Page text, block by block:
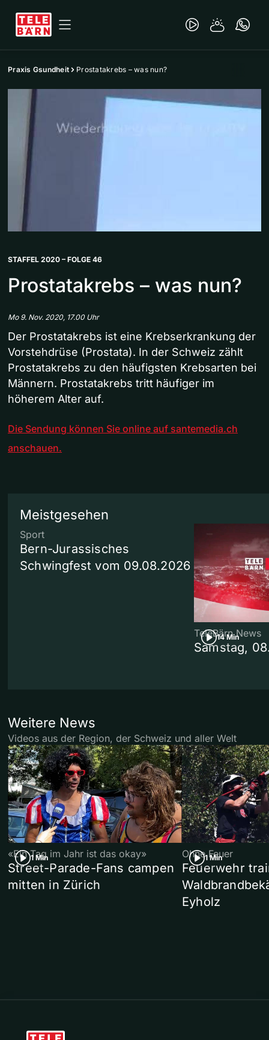
Praxis Gsundheit Prostatakrebs – was nun?
STAFFEL 2020 – FOLGE 46
Prostatakrebs – was nun?
Mo 9. Nov. 2020, 17.00 Uhr
Der Prostatakrebs ist eine Krebserkrankung der
Vorstehdrüse (Prostata). In der Schweiz zählt
Prostatakrebs zu den häufigsten Krebsarten bei
Männern. Prostatakrebs tritt häufiger im
höherem Alter auf.
Die Sendung können Sie online auf santemedia.ch
anschauen.
Meistgesehen
Sport
Bern-Jurassisches
Schwingfest vom 09.08.2026
14 Min
TeleBärn News
Samstag,
Weitere News
Videos aus der Region, der Schweiz und aller Welt
1 Min
«Ein Tag im Jahr ist das okay»
Street-Parade-Fans campen
mitten in Zürich
1 Min
Ohne Feuer
Feuerwehr
Eyholz